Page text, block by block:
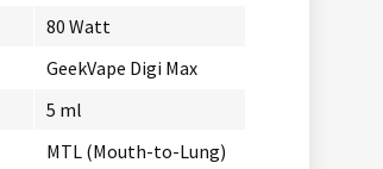
80 Watt
GeekVape Digi Max
5 ml
MTL (Mouth-to-Lung)